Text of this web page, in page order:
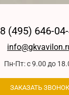
8 (495) 646-
Пн-Пт: с 9.00 до
ЗАКАЗАТЬ ЗВОНОК